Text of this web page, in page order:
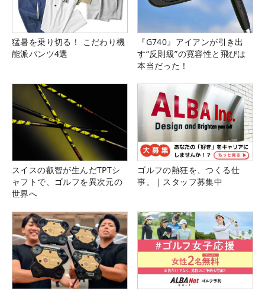
猛暑を乗り切る！ こだわり機
能派パンツ4選
『G740』アイアンが引き出
す“反則級”の寛容性と飛びは
本当だった！
スイスの叡智が生んだTPTシ
ャフトで、ゴルフを異次元の
世界へ
ゴルフの熱狂を、つくる仕
事。｜スタッフ募集中